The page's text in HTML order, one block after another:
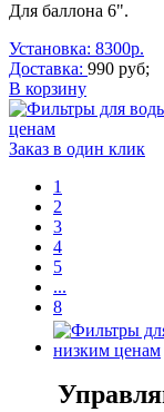
Для баллона 6".
Установка: 8300р.
Доставка: 990 руб;
В корзину
Заказ в один клик
1
2
3
4
5
...
8